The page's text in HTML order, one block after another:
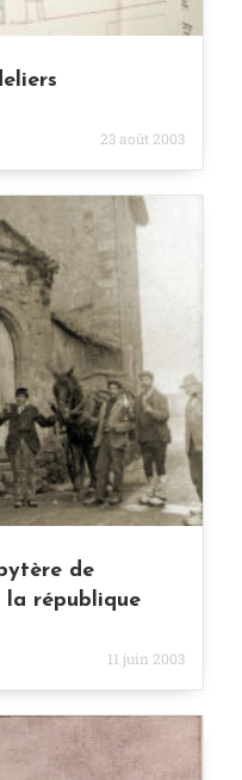
23 août 2003
de
la république
11 juin 2003